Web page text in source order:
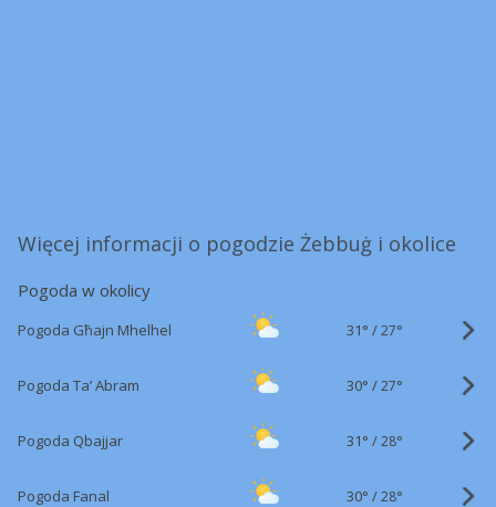
Więcej informacji o pogodzie Żebbuġ i okolice
Pogoda w okolicy
Pogoda Għajn Mhelhel 31° /27°
Pogoda Ta’ Abram 30° /27°
Pogoda Qbajjar 31° /28°
Pogoda Fanal 30° /28°